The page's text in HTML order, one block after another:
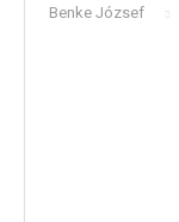
Benke József